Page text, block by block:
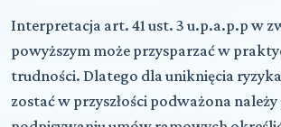
Interpretacja art. 41 ust. 3 u.p.a.p.p w
powyższym może przysparzać w
trudności. Dlatego dla uniknięcia
zostać w przyszłości podważona